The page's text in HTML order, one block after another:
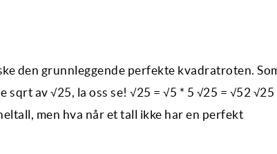
den grunnleggende perfekte kvadratroten.
av √25, la oss se! √25 = √5 * 5 √25 = √52 √25
men hva når et tall ikke har en perfekt